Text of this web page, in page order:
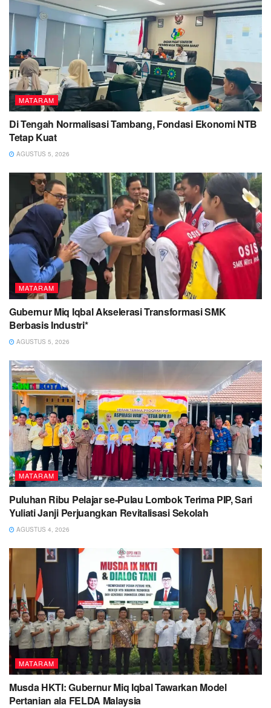
MATARAM
Di Tengah Normalisasi Tambang, Fondasi Ekonomi NTB
Tetap Kuat
AGUSTUS 5, 2026
MATARAM
Gubernur Miq Iqbal Akselerasi Transformasi SMK
Berbasis Industri*
AGUSTUS 5, 2026
MATARAM
Puluhan Ribu Pelajar se-Pulau Lombok Terima PIP, Sari
Yuliati Janji Perjuangkan Revitalisasi Sekolah
AGUSTUS 4, 2026
MATARAM
Musda HKTI: Gubernur Miq Iqbal Tawarkan Model
Pertanian ala FELDA Malaysia